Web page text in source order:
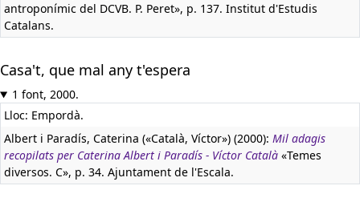
antroponímic del DCVB. P. Peret», p. 137. Institut d'Estudis
Catalans.
Casa't, que mal any t'espera
1 font, 2000.
Lloc: Empordà.
Albert i Paradís, Caterina («Català, Víctor») (2000): Mil adagis
recopilats per Caterina Albert i Paradís - Víctor Català «Temes
diversos. C», p. 34. Ajuntament de l'Escala.